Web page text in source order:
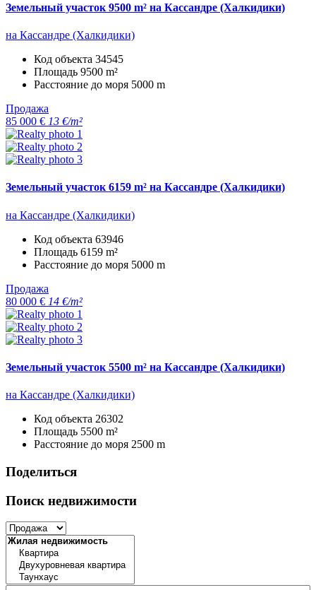
Земельный участок 9500 m² на Кассандре (Халкидики)
на Кассандре (Халкидики)
Код объекта 34545
Площадь 9500 m²
Расстояние до моря 5000 m
Продажа
85 000 € 13 €/m²
Земельный участок 6159 m² на Кассандре (Халкидики)
на Кассандре (Халкидики)
Код объекта 63946
Площадь 6159 m²
Расстояние до моря 5000 m
Продажа
80 000 € 14 €/m²
Земельный участок 5500 m² на Кассандре (Халкидики)
на Кассандре (Халкидики)
Код объекта 26302
Площадь 5500 m²
Расстояние до моря 2500 m
Поделиться
Поиск недвижимости